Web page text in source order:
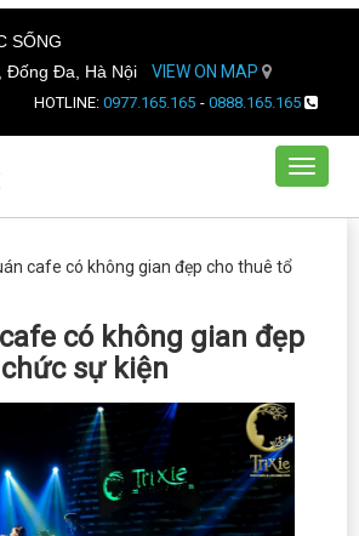
SỐNG
Đống Đa, Hà Nội
VIEW ON MAP
HOTLINE: 0977.165.165 - 0888.165.165
Toggle
cafe có không gian đẹp cho thuê tổ
có không gian đẹp
sự kiện